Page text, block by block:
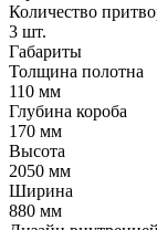
Количество
3 шт.
Габариты
Толщина полотна
110 мм
Глубина короба
170 мм
Высота
2050 мм
Ширина
880 мм